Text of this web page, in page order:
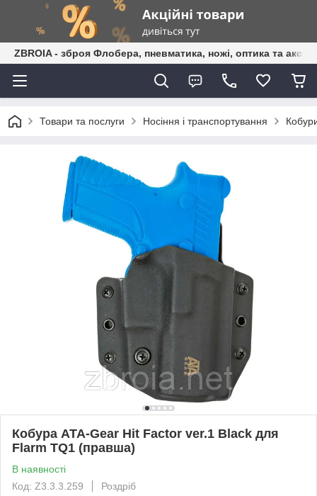
ZBROIA - зброя Флобера, пневматика, ножі, оптика та
Товари та послуги Носіння і транспортування
Кобура ATA-Gear Hit Factor ver.1 Black для
Flarm TQ1 (правша)
В наявності
Код: Z3.3.3.259
Роздріб